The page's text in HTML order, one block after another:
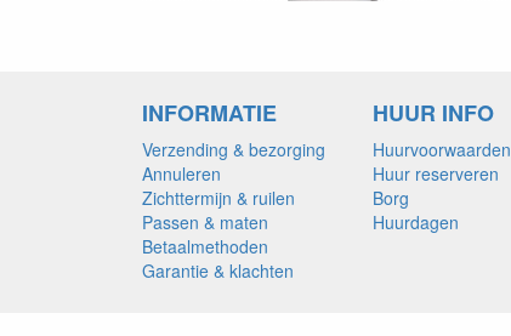
INFORMATIE
Verzending & bezorging
Annuleren
Zichttermijn & ruilen
Passen & maten
Betaalmethoden
Garantie & klachten
HUUR INFO
Huurvoorwaarden
Huur reserveren
Borg
Huurdagen